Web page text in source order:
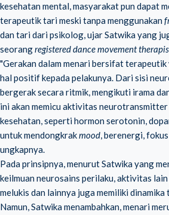
kesehatan mental, masyarakat pun dapat
terapeutik tari meski tanpa menggunakan
dan tari dari psikolog, ujar Satwika yang
seorangregistered dance movement
"Gerakan dalam menari bersifat terapeutik
hal positif kepada pelakunya. Dari sisi
bergerak secara ritmik, mengikuti irama
ini akan memicu aktivitas neurotransmitter
kesehatan, seperti hormon serotonin,
untuk mendongkrakmood, berenergi,
ungkapnya.
Pada prinsipnya, menurut Satwika yang
keilmuan neurosains perilaku, aktivitas
melukis dan lainnya juga memiliki
Namun, Satwika menambahkan, menari